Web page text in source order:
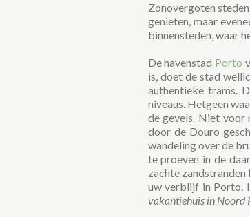
Zonovergoten
genieten, maar
binnensteden, waar
De havenstad Porto
is, doet de stad
authentieke trams.
niveaus. Hetgeen
de gevels. Niet voor
door de Douro
wandeling over de
te proeven in de
zachte
uw verblijf in Porto.
vakantiehuis in Noord